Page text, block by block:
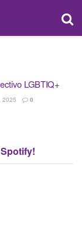
LGBTIQ+
2025 0